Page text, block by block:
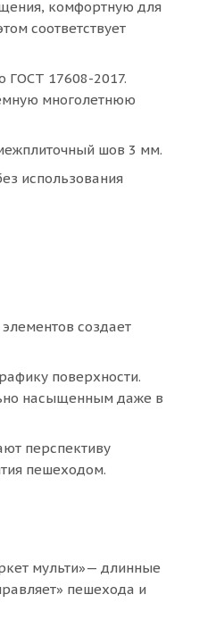
комфортную для
соответствует
ГОСТ 17608-2017.
многолетнюю
шов 3 мм.
использования
создает
поверхности.
насыщенным даже в
перспективу
пешеходом.
мульти»— длинные
пешехода и